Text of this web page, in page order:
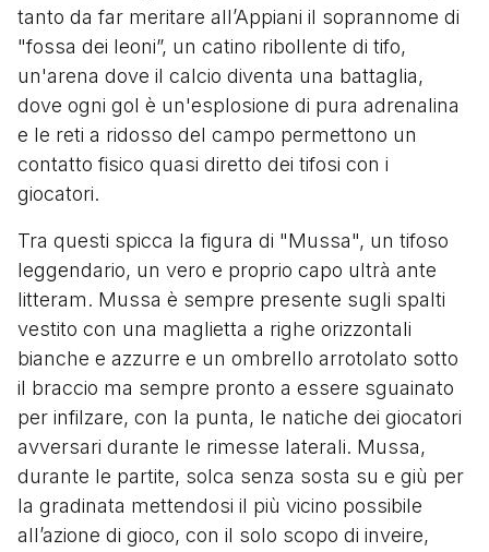
tanto da far meritare all’Appiani il soprannome di
"fossa dei leoni”, un catino ribollente di tifo,
un'arena dove il calcio diventa una battaglia,
dove ogni gol è un'esplosione di pura adrenalina
e le reti a ridosso del campo permettono un
contatto fisico quasi diretto dei tifosi con i
giocatori.
Tra questi spicca la figura di "Mussa", un tifoso
leggendario, un vero e proprio capo ultrà ante
litteram. Mussa è sempre presente sugli spalti
vestito con una maglietta a righe orizzontali
bianche e azzurre e un ombrello arrotolato sotto
il braccio ma sempre pronto a essere sguainato
per infilzare, con la punta, le natiche dei giocatori
avversari durante le rimesse laterali. Mussa,
durante le partite, solca senza sosta su e giù per
la gradinata mettendosi il più vicino possibile
all’azione di gioco, con il solo scopo di inveire,